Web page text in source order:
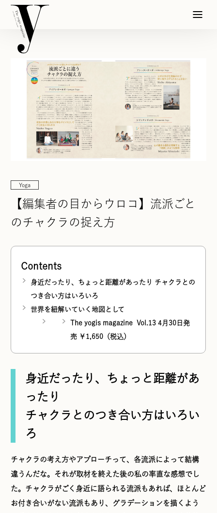
Yoga
【編集者の目からウロコ】流派ごと
のチャクラの捉え方
Contents
身近だったり、ちょっと距離があったり チャクラとの
つき合い方はいろいろ
世界を紐解いていく地図として
The yogis magazine Vol.13 4月30日発
売 ￥1,650（税込）
身近だったり、ちょっと距離があ
ったり
チャクラとのつき合い方はいろい
ろ
チャクラの考え方やアプローチって、各流派によって結構
違うんだな。それが取材を終えた後の私の率直な感想でし
た。チャクラがごく身近に語られる流派もあれば、ほとんど
お付き合いがない流派もあり、グラデーションを描くよう